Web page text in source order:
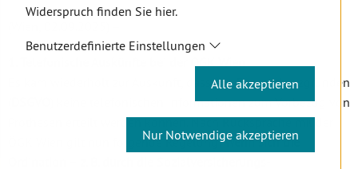
Widerspruch finden Sie hier.
Benutzerdefinierte Einstellungen
Alle akzeptieren
Nur Notwendige akzeptieren
Es kam wiederholt zur Auskunft, dass aus Datenschutzgründen
) keine telefonischen Informationen zum Vorbezug von
Prothesen erteilt werden können. Nach Rücksprache mit der
ÖGK Wien gilt nun folgende Regelung:Wenn sich die